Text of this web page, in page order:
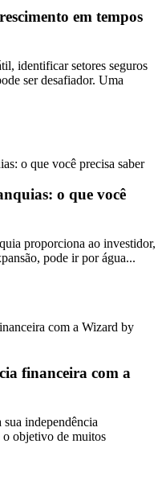
em tempos
identificar setores seguros
ser desafiador. Uma
o que você
proporciona ao investidor,
pode ir por água...
financeira com a
independência
o objetivo de muitos